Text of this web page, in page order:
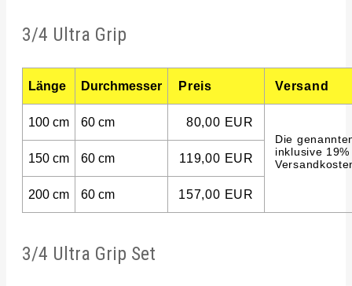
3/4 Ultra Grip
Länge Durchmesser Preis Versand
100 cm 60 cm 80,00 EUR
Die
inklusive
150 cm 60 cm 119,00 EUR
200 cm 60 cm 157,00 EUR
3/4 Ultra Grip Set